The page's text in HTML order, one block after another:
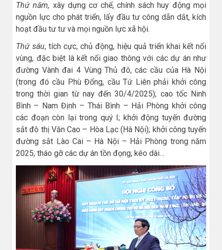
Thứ năm, xây dựng cơ chế, chính sách huy động mọi
nguồn lực cho phát triển, lấy đầu tư công dẫn dắt, kích
hoạt đầu tư tư và mọi nguồn lực xã hội.
Thứ sáu, tích cực, chủ động, hiệu quả triển khai kết nối
vùng, đặc biệt là kết nối giao thông với các dự án như
đường Vành đai 4 Vùng Thủ đô, các cầu của Hà Nội
(trong đó cầu Phù Đổng, cầu Tứ Liên phải khởi công
trong thời gian từ nay đến 30/4/2025); cao tốc Ninh
Bình – Nam Định – Thái Bình – Hải Phòng khởi công
các đoạn còn lại trong quý I; khởi động tuyến đường
sắt đô thị Văn Cao – Hòa Lạc (Hà Nội); khởi công tuyến
đường sắt Lào Cai – Hà Nội – Hải Phòng trong năm
2025; tháo gỡ các dự án tồn đọng, kéo dài…